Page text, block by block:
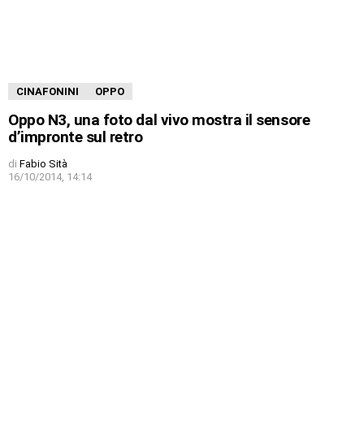
CINAFONINI OPPO
Oppo N3, una foto dal vivo mostra il sensore
d’impronte sul retro
di Fabio Sità
16/10/2014, 14:14